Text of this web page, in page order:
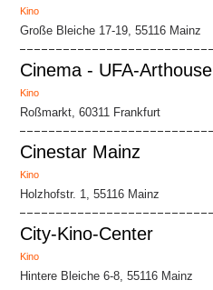
Kino
Große Bleiche 17-19, 55116 Mainz
Cinema - UFA-Arthouse
Kino
Roßmarkt, 60311 Frankfurt
Cinestar Mainz
Kino
Holzhofstr. 1, 55116 Mainz
City-Kino-Center
Kino
Hintere Bleiche 6-8, 55116 Mainz